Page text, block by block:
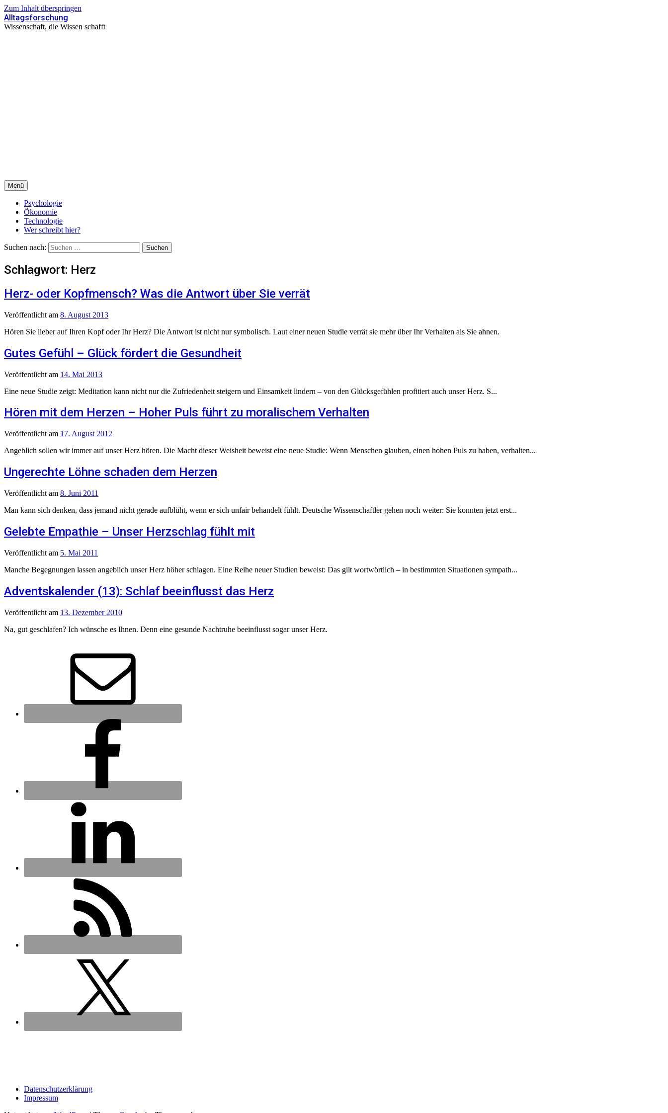
Zum Inhalt überspringen
Alltagsforschung
Wissenschaft, die Wissen schafft
Menü
Psychologie
Ökonomie
Technologie
Wer schreibt hier?
Suchen nach:
Schlagwort: Herz
Herz- oder Kopfmensch? Was die Antwort über Sie verrät
Veröffentlicht am 8. August 2013
Hören Sie lieber auf Ihren Kopf oder Ihr Herz? Die Antwort ist nicht nur symbolisch. Laut einer neuen Studie verrät sie mehr über Ihr Verhalten als Sie ahnen.
Gutes Gefühl – Glück fördert die Gesundheit
Veröffentlicht am 14. Mai 2013
Eine neue Studie zeigt: Meditation kann nicht nur die Zufriedenheit steigern und Einsamkeit lindern – von den Glücksgefühlen profitiert auch unser Herz. S...
Hören mit dem Herzen – Hoher Puls führt zu moralischem Verhalten
Veröffentlicht am 17. August 2012
Angeblich sollen wir immer auf unser Herz hören. Die Macht dieser Weisheit beweist eine neue Studie: Wenn Menschen glauben, einen hohen Puls zu haben, verhalten...
Ungerechte Löhne schaden dem Herzen
Veröffentlicht am 8. Juni 2011
Man kann sich denken, dass jemand nicht gerade aufblüht, wenn er sich unfair behandelt fühlt. Deutsche Wissenschaftler gehen noch weiter: Sie konnten jetzt erst...
Gelebte Empathie – Unser Herzschlag fühlt mit
Veröffentlicht am 5. Mai 2011
Manche Begegnungen lassen angeblich unser Herz höher schlagen. Eine Reihe neuer Studien beweist: Das gilt wortwörtlich – in bestimmten Situationen sympath...
Adventskalender (13): Schlaf beeinflusst das Herz
Veröffentlicht am 13. Dezember 2010
Na, gut geschlafen? Ich wünsche es Ihnen. Denn eine gesunde Nachtruhe beeinflusst sogar unser Herz.
Datenschutz­erklärung
Impressum